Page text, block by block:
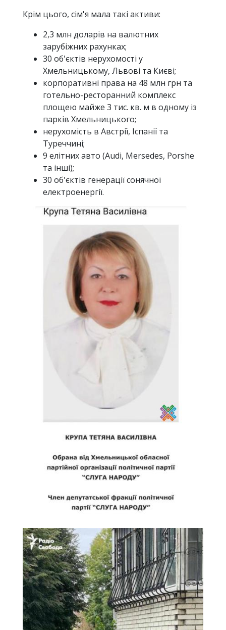
Крім цього, сім'я мала такі активи:
2,3 млн доларів на валютних
зарубіжних рахунках;
30 об'єктів нерухомості у
Хмельницькому, Львові та Києві;
корпоративні права на 48 млн грн та
готельно-ресторанний комплекс
площею майже 3 тис. кв. м в одному із
парків Хмельницького;
нерухомість в Австрії, Іспанії та
Туреччині;
9 елітних авто (Audi, Mersedes, Porshe
та інші);
30 об'єктів генерації сонячної
електроенергії.